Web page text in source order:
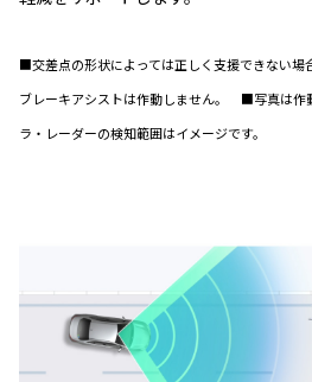
■交差点の形状によっては正しく支援できない
ブレーキアシストは作動しません。 ■写真は
ラ・レーダーの検知範囲はイメージです。